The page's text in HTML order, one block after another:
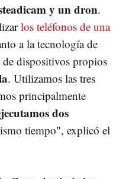
y un dron.
los teléfonos de una
a la tecnología de
dispositivos propios
. Utilizamos las tres
principalmente
dos
tiempo", explicó el